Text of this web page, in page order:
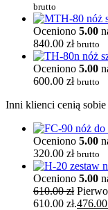
brutto
Oceniono 5.00
840.00 zł brutto
Oceniono 5.00
600.00 zł brutto
Inni klienci cenią sobie
Oceniono 5.00
320.00 zł brutto
Oceniono 5.00
610.00zł
610.00 zł.476.00